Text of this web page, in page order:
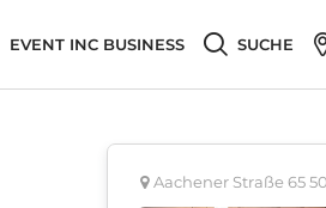
EVENT INC BUSINESS SUCHE
Aachener Straße 65